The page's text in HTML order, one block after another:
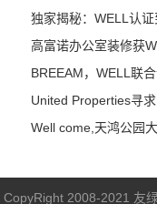
独家揭秘：WELL认证
高富诺办公室装修获
BREEAM，WELL联
United Properties寻
Well come,天鸿公园
CopyRight 2008-2021 友